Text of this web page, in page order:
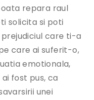
repara raul
solicita si poti
care ti-a
care ai suferit-o,
emotionala,
fost pus, ca
unei